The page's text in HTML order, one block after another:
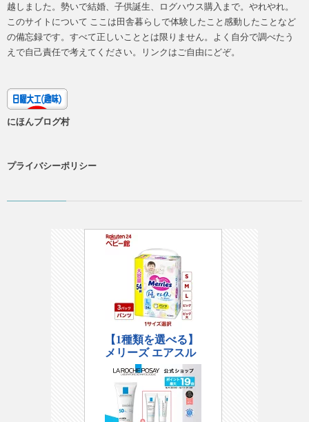
越しました。勢いで結婚、子供誕生、ログハウス購入まで。やれやれ。
このサイトについて ここは田舎暮らしで体験したこと感動したことなど
の備忘録です。すべて正しいこととは限りません。よく自分で調べたう
えで自己責任で考えてください。リンクはご自由にどぞ。
にほんブログ村
プライバシーポリシー